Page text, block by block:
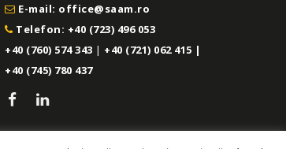
E-mail: office@saam.ro
Telefon: +40 (723) 496 053
+40 (760) 574 343 | +40 (721) 062 415 |
+40 (745) 780 437